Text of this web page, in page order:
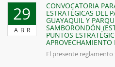
29
ABR
CONVOCATORIA
ESTRATÉGICAS DEL
GUAYAQUIL Y
SAMBORONDÓN
PUNTOS
APROVECHAMIENTO
El presente